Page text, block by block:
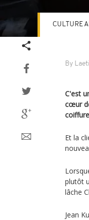
By
CULTURE
C'est
cœur
Et la
plutôt
lâche
Jean